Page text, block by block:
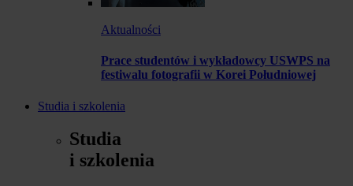
Aktualności
Prace studentów i wykładowcy USWPS na
festiwalu fotografii w Korei Południowej
Studia i szkolenia
Studia
i szkolenia